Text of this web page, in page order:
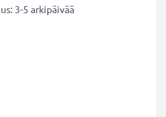
3-5 arkipäivää